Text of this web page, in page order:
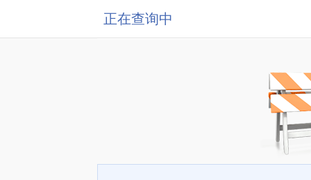
正在查询中